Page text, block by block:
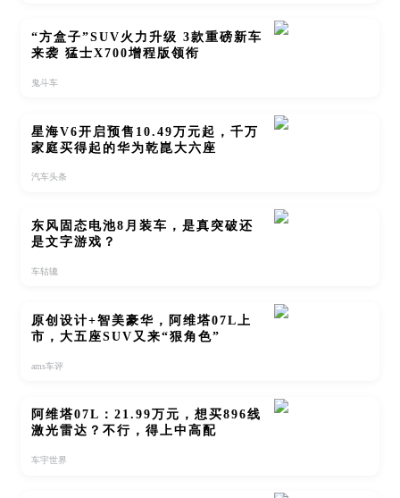
“方盒子”SUV火力升级 3款重磅新车
来袭 猛士X700增程版领衔
鬼斗车
星海V6开启预售10.49万元起，千万
家庭买得起的华为乾崑大六座
汽车头条
东风固态电池8月装车，是真突破还
是文字游戏？
车轱辘
原创设计+智美豪华，阿维塔07L上
市，大五座SUV又来“狠角色”
ams车评
阿维塔07L：21.99万元，想买896线
激光雷达？不行，得上中高配
车宇世界